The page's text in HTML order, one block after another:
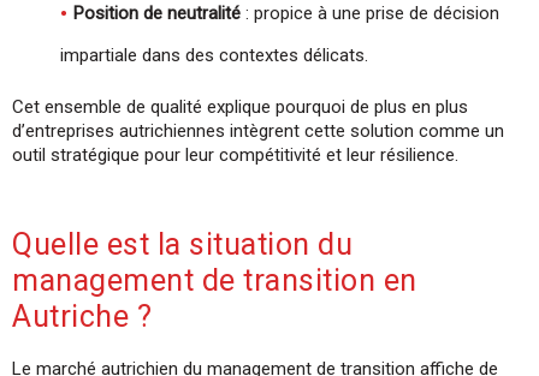
Position de neutralité : propice à une prise de décision
impartiale dans des contextes délicats.
Cet ensemble de qualité explique pourquoi de plus en plus
d’entreprises autrichiennes intègrent cette solution comme un
outil stratégique pour leur compétitivité et leur résilience.
Quelle est la situation du
management de transition en
Autriche ?
Le marché autrichien du management de transition affiche de